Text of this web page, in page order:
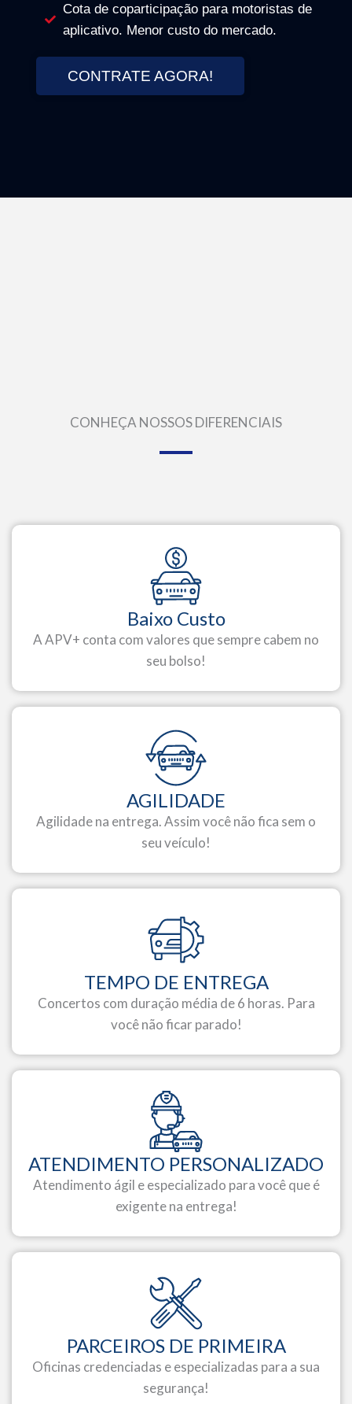
Cota de coparticipação para motoristas de
aplicativo. Menor custo do mercado.
CONTRATE AGORA!
CONHEÇA NOSSOS DIFERENCIAIS
Baixo Custo
A APV+ conta com valores que sempre cabem no
seu bolso!
AGILIDADE
Agilidade na entrega. Assim você não fica sem o
seu veículo!
TEMPO DE ENTREGA
Concertos com duração média de 6 horas. Para
você não ficar parado!
ATENDIMENTO PERSONALIZADO
Atendimento ágil e especializado para você que é
exigente na entrega!
PARCEIROS DE PRIMEIRA
Oficinas credenciadas e especializadas para a sua
segurança!